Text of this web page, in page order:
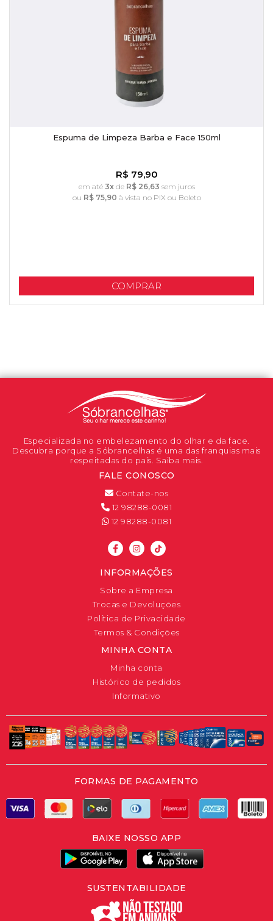
Espuma de Limpeza Barba e Face 150ml
R$ 79,90
em até 3xde R$ 26,63 sem juros
ou R$ 75,90 à vista no PIX ou Boleto
COMPRAR
Especializada no embelezamento do olhar e da face.
Descubra porque a Sóbrancelhas é uma das franquias mais
respeitadas do país. Saiba mais.
FALE CONOSCO
Contate-nos
12 98288-0081
12 98288-0081
INFORMAÇÕES
Sobre a Empresa
Trocas e Devoluções
Política de Privacidade
Termos & Condições
MINHA CONTA
Minha conta
Histórico de pedidos
Informativo
FORMAS DE PAGAMENTO
BAIXE NOSSO APP
SUSTENTABILIDADE